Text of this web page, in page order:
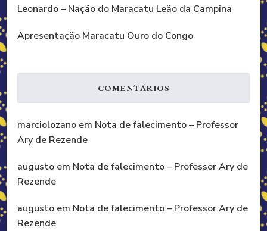
Leonardo – Nação do Maracatu Leão da Campina
Apresentação Maracatu Ouro do Congo
COMENTÁRIOS
marciolozano em Nota de falecimento – Professor
Ary de Rezende
augusto em Nota de falecimento – Professor Ary de
Rezende
augusto em Nota de falecimento – Professor Ary de
Rezende